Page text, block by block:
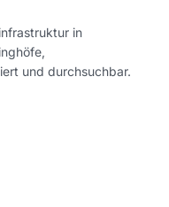
in
und durchsuchbar.